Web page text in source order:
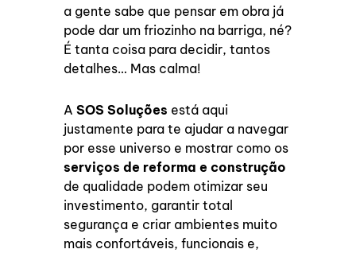
a gente sabe que pensar em obra já
pode dar um friozinho na barriga, né?
É tanta coisa para decidir, tantos
detalhes… Mas calma!
ASOS Soluções está aqui
justamente para te ajudar a navegar
por esse universo e mostrar como os
serviços de reforma e construção
de qualidade podem otimizar seu
investimento, garantir total
segurança e criar ambientes muito
mais confortáveis, funcionais e,